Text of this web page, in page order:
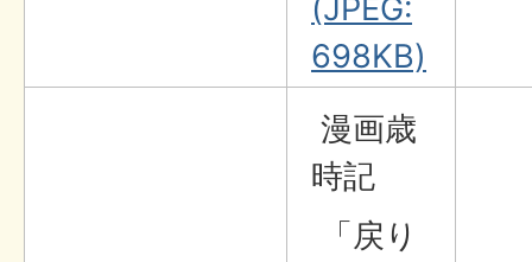
(JPEG:
698KB)
漫画歳
時記
「戻り